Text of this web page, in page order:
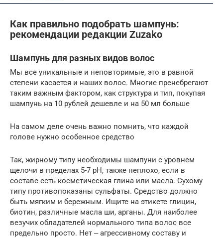
Как правильно подобрать шампунь:
рекомендации редакции Zuzako
Шампунь для разных видов волос
Мы все уникальные и неповторимые, это в равной
степени касается и наших волос. Многие пренебрегают
таким важным фактором, как структура и тип, покупая
шампунь на 10 рублей дешевле и на 50 мл больше
На самом деле очень важно помнить, что каждой
голове нужно особенное средство
Так, жирному типу необходимы шампуни с уровнем
щелочи в пределах 5-7 pH, также неплохо, если в
составе есть косметическая глина или масла. Сухому
типу противопоказаны сульфаты. Средство должно
быть мягким и бережным. Ищите на этикете глицин,
биотин, различные масла ши, арганы. Для наиболее
везучих обладателей нормального типа волос все
предельно просто. Нет ‒ агрессивному составу и